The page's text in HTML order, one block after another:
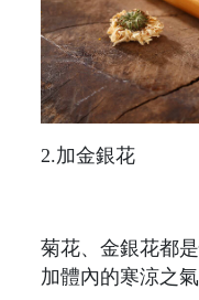
2.加金銀花
菊花、金銀花都
加體內的寒涼之氣